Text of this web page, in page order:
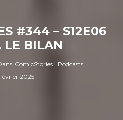
#344 – S12E06
LE BILAN
ComicStories
Podcasts
2025